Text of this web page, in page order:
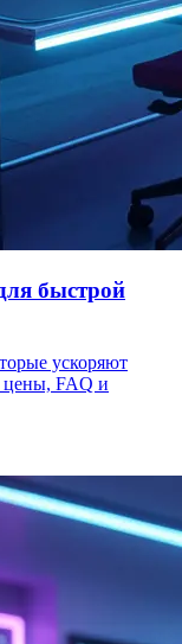
быстрой
ускоряют
цены, FAQ и